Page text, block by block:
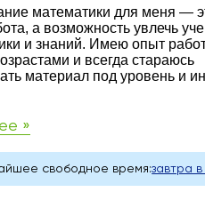
математики для меня —
а возможность увлечь
и знаний. Имею опыт
и всегда стараюсь
материал под уровень и
»
свободное время:завтра в